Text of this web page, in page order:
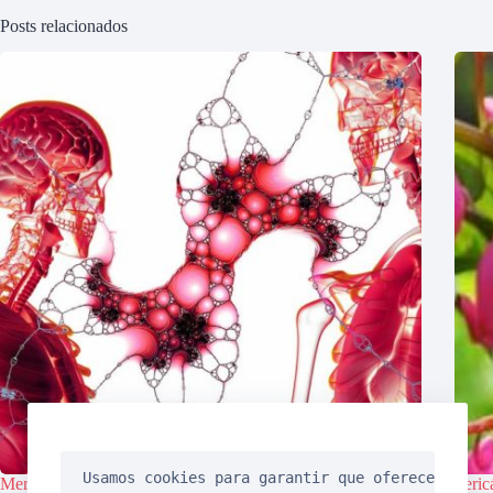
Usamos cookies para garantir que oferecemos
Posts relacionados
Meridianos de Energia da MTC